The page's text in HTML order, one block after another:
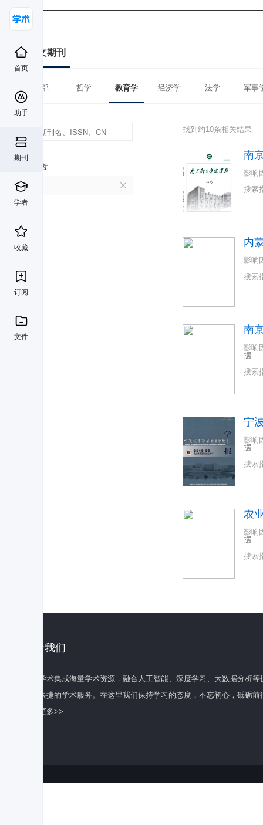
首页
助手
期刊
学者
收藏
订阅
文件
中文期刊
全部 哲学 教育学 经济学 法学 军事
首字母
N
找到约10条相关结果
南
影响
搜索
内
影响
搜索
南
影响
据
搜索
宁
影响
据
搜索
农
影响
据
搜索
关于我们
百度学术集成海量学术资源，融合人工智能、深度学习、大数据分析
全面快捷的学术服务。在这里我们保持学习的态度，不忘初心，砥砺前
了解更多>>